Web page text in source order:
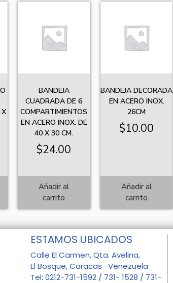
X
BANDEJA
CUADRADA DE 6
COMPARTIMIENTOS
EN ACERO INOX. DE
40 X 30 CM.
$24.00
Añadir al
carrito
BANDEJA DECORADA
EN ACERO INOX.
26CM
$10.00
Añadir al
carrito
ESTAMOS UBICADOS
Calle El Carmen, Qta. Avelina,
El Bosque, Caracas -Venezuela
Tel: 0212-731-1592 / 731- 1528 / 731-